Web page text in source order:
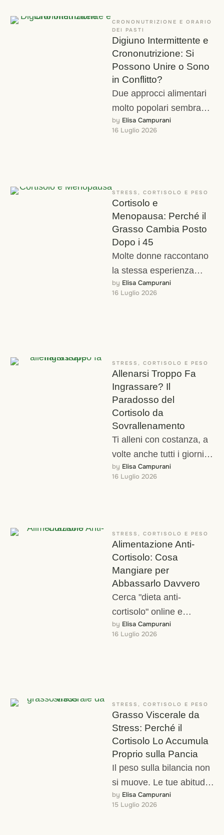
CRONONUTRIZIONE E ORARIO
DEI PASTI
Digiuno Intermittente e
Crononutrizione: Si
Possono Unire o Sono
in Conflitto?
Due approcci alimentari
molto popolari sembrano,
a prima vista, dirti cose
opposte. Il digiuno
by Elisa Campurani
16 Luglio 2026
STRESS, CORTISOLO E PESO
Cortisolo e
Menopausa: Perché il
Grasso Cambia Posto
Dopo i 45
Molte donne raccontano
la stessa esperienza
intorno ai 45-50 anni: lo
stesso peso di sempre,
by Elisa Campurani
16 Luglio 2026
STRESS, CORTISOLO E PESO
Allenarsi Troppo Fa
Ingrassare? Il
Paradosso del
Cortisolo da
Sovrallenamento
Ti alleni con costanza, a
volte anche tutti i giorni,
eppure il peso non
scende, o addirittura
by Elisa Campurani
16 Luglio 2026
STRESS, CORTISOLO E PESO
Alimentazione Anti-
Cortisolo: Cosa
Mangiare per
Abbassarlo Davvero
Cerca "dieta anti-
cortisolo" online e
troverai centinaia di liste
di alimenti, spesso
by Elisa Campurani
16 Luglio 2026
STRESS, CORTISOLO E PESO
Grasso Viscerale da
Stress: Perché il
Cortisolo Lo Accumula
Proprio sulla Pancia
Il peso sulla bilancia non
si muove. Le tue abitudini
alimentari non sono
cambiate. Eppure il
by Elisa Campurani
15 Luglio 2026